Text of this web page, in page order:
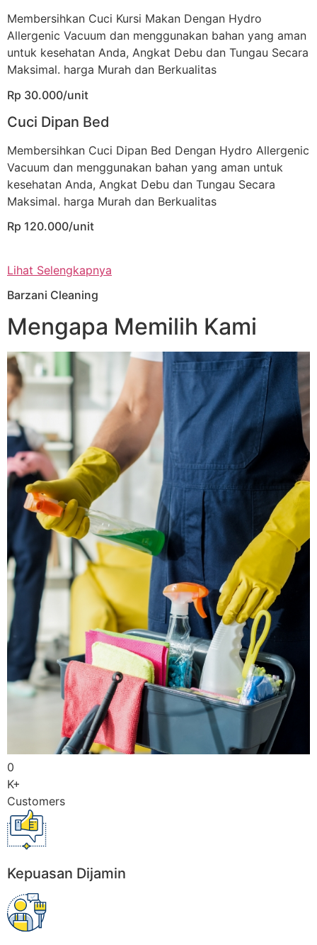
Membersihkan Cuci Kursi Makan Dengan Hydro
Allergenic Vacuum dan menggunakan bahan yang aman
untuk kesehatan Anda, Angkat Debu dan Tungau Secara
Maksimal. harga Murah dan Berkualitas
Rp 30.000/unit
Cuci Dipan Bed
Membersihkan Cuci Dipan Bed Dengan Hydro Allergenic
Vacuum dan menggunakan bahan yang aman untuk
kesehatan Anda, Angkat Debu dan Tungau Secara
Maksimal. harga Murah dan Berkualitas
Rp 120.000/unit
Lihat Selengkapnya
Barzani Cleaning
Mengapa Memilih Kami
0
K+
Customers
Kepuasan Dijamin